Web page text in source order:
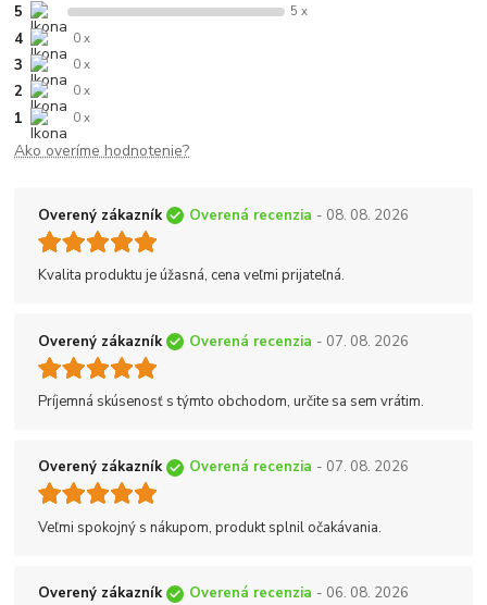
5 5 x
4 0 x
3 0 x
2 0 x
1 0 x
Ako overíme hodnotenie?
Overený zákazník Overená recenzia - 08. 08. 2026
Kvalita produktu je úžasná, cena veľmi prijateľná.
Overený zákazník Overená recenzia - 07. 08. 2026
Príjemná skúsenosť s týmto obchodom, určite sa sem vrátim.
Overený zákazník Overená recenzia - 07. 08. 2026
Veľmi spokojný s nákupom, produkt splnil očakávania.
Overený zákazník Overená recenzia - 06. 08. 2026